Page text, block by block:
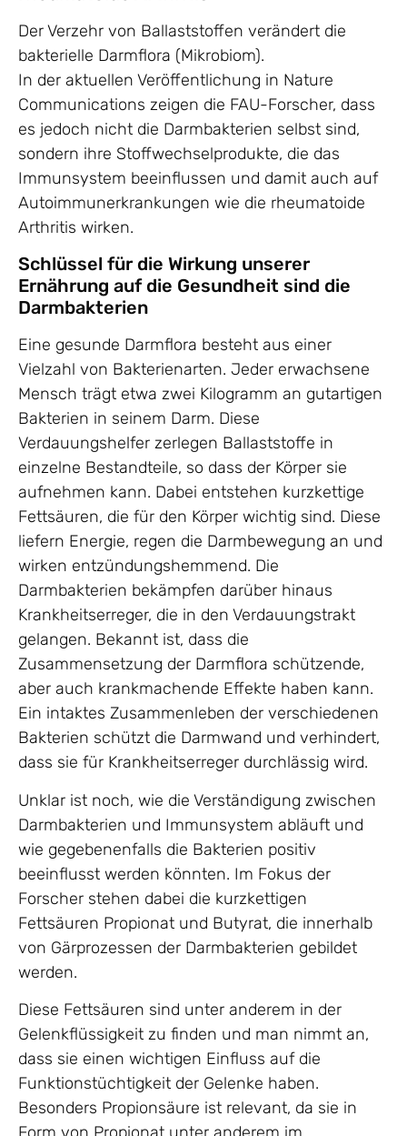
Der Verzehr von Ballaststoffen verändert die
bakterielle Darmflora (Mikrobiom).
In der aktuellen Veröffentlichung in Nature
Communications zeigen die FAU-Forscher, dass
es jedoch nicht die Darmbakterien selbst sind,
sondern ihre Stoffwechselprodukte, die das
Immunsystem beeinflussen und damit auch auf
Autoimmunerkrankungen wie die rheumatoide
Arthritis wirken.
Schlüssel für die Wirkung unserer
Ernährung auf die Gesundheit sind die
Darmbakterien
Eine gesunde Darmflora besteht aus einer
Vielzahl von Bakterienarten. Jeder erwachsene
Mensch trägt etwa zwei Kilogramm an gutartigen
Bakterien in seinem Darm. Diese
Verdauungshelfer zerlegen Ballaststoffe in
einzelne Bestandteile, so dass der Körper sie
aufnehmen kann. Dabei entstehen kurzkettige
Fettsäuren, die für den Körper wichtig sind. Diese
liefern Energie, regen die Darmbewegung an und
wirken entzündungshemmend. Die
Darmbakterien bekämpfen darüber hinaus
Krankheitserreger, die in den Verdauungstrakt
gelangen. Bekannt ist, dass die
Zusammensetzung der Darmflora schützende,
aber auch krankmachende Effekte haben kann.
Ein intaktes Zusammenleben der verschiedenen
Bakterien schützt die Darmwand und verhindert,
dass sie für Krankheitserreger durchlässig wird.
Unklar ist noch, wie die Verständigung zwischen
Darmbakterien und Immunsystem abläuft und
wie gegebenenfalls die Bakterien positiv
beeinflusst werden könnten. Im Fokus der
Forscher stehen dabei die kurzkettigen
Fettsäuren Propionat und Butyrat, die innerhalb
von Gärprozessen der Darmbakterien gebildet
werden.
Diese Fettsäuren sind unter anderem in der
Gelenkflüssigkeit zu finden und man nimmt an,
dass sie einen wichtigen Einfluss auf die
Funktionstüchtigkeit der Gelenke haben.
Besonders Propionsäure ist relevant, da sie in